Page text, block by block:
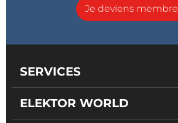
Je deviens membre
SERVICES
ELEKTOR WORLD